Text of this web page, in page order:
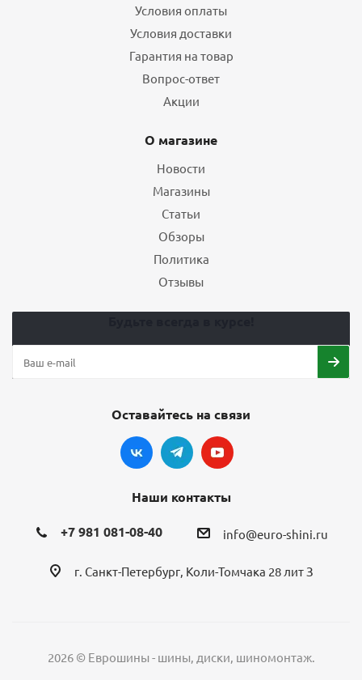
Условия оплаты
Условия доставки
Гарантия на товар
Вопрос-ответ
Акции
О магазине
Новости
Магазины
Статьи
Обзоры
Политика
Отзывы
Оставайтесь на связи
Наши контакты
+7 981 081-08-40 info@euro-shini.ru
г. Санкт-Петербург, Коли-Томчака 28 лит З
2026 © Еврошины - шины, диски, шиномонтаж.